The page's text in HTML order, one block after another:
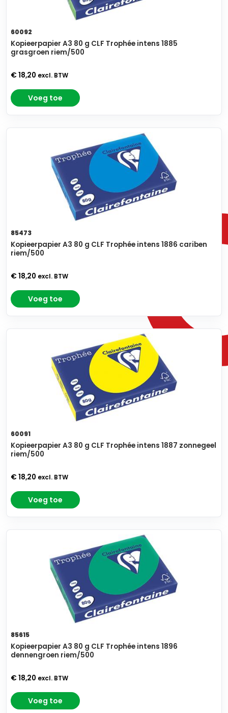
60092
Kopieerpapier A3 80 g CLF Trophée intens 1885
grasgroen riem/500
€ 18,20 excl. BTW
Voeg toe
85473
Kopieerpapier A3 80 g CLF Trophée intens 1886 cariben
riem/500
€ 18,20 excl. BTW
Voeg toe
60091
Kopieerpapier A3 80 g CLF Trophée intens 1887 zonnegeel
riem/500
€ 18,20 excl. BTW
Voeg toe
85615
Kopieerpapier A3 80 g CLF Trophée intens 1896
dennengroen riem/500
€ 18,20 excl. BTW
Voeg toe